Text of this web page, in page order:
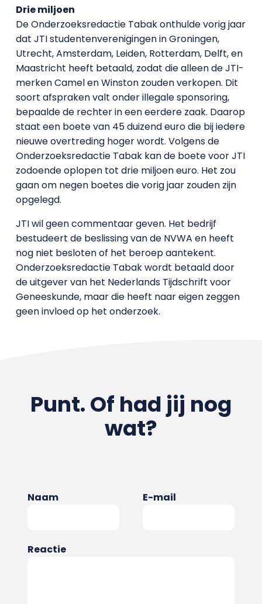
Drie miljoen
De Onderzoeksredactie Tabak onthulde vorig jaar
dat JTI studentenverenigingen in Groningen,
Utrecht, Amsterdam, Leiden, Rotterdam, Delft, en
Maastricht heeft betaald, zodat die alleen de JTI-
merken Camel en Winston zouden verkopen. Dit
soort afspraken valt onder illegale sponsoring,
bepaalde de rechter in een eerdere zaak. Daarop
staat een boete van 45 duizend euro die bij iedere
nieuwe overtreding hoger wordt. Volgens de
Onderzoeksredactie Tabak kan de boete voor JTI
zodoende oplopen tot drie miljoen euro. Het zou
gaan om negen boetes die vorig jaar zouden zijn
opgelegd.
JTI wil geen commentaar geven. Het bedrijf
bestudeert de beslissing van de NVWA en heeft
nog niet besloten of het beroep aantekent.
Onderzoeksredactie Tabak wordt betaald door
de uitgever van het Nederlands Tijdschrift voor
Geneeskunde, maar die heeft naar eigen zeggen
geen invloed op het onderzoek.
Punt. Of had jij nog
wat?
Naam E-mail
Reactie